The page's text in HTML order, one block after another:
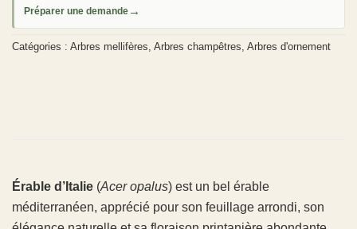
Préparer une demande →
Catégories : Arbres mellifères Arbres champêtres Arbres d'ornement
Érable d’Italie (Acer opalus) est un bel érable
méditerranéen, apprécié pour son feuillage arrondi, son